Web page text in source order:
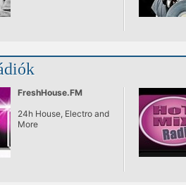
Marco Grandi EP,
válogatás lemezek és
ifjú tehetségek
anyagai jelentek meg
lemezes polcain a
nyári hónapokban.
FreshHouse.FM
24h House, Electro and
More